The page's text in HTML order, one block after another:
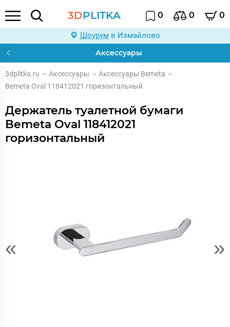
3DPLITKA 0 0 0
Шоурум в Измайлово
Аксессуары
3dplitka.ru – Аксессуары – Аксессуары Bemeta –
Bemeta Oval 118412021 горизонтальный
Держатель туалетной бумаги
Bemeta Oval 118412021
горизонтальный
« »